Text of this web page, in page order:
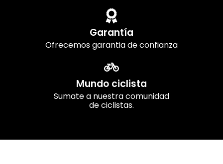
Garantía
Ofrecemos garantia de confianza
Mundo ciclista
Sumate a nuestra comunidad
de ciclistas.